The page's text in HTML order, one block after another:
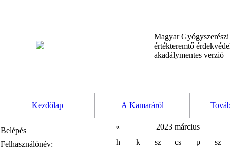
Magyar
értékteremtő
akadálymentes verzió
Kezdőlap A Kamaráról
Belépés
Felhasználónév:
«
2023 március
h
k sz cs p
sz